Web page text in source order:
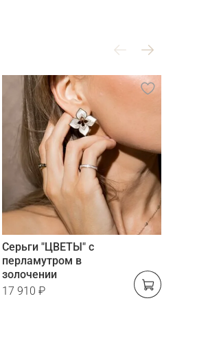
Серьги "ЦВЕТЫ" с
перламутром в
золочении
17 910 ₽